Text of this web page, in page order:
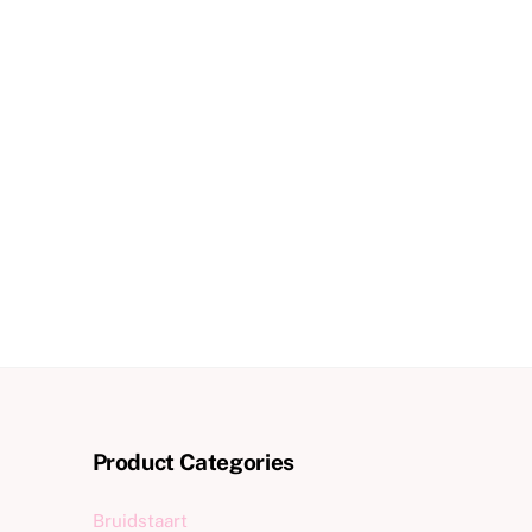
Product Categories
Bruidstaart